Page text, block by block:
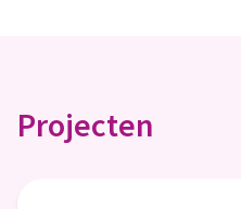
Projecten